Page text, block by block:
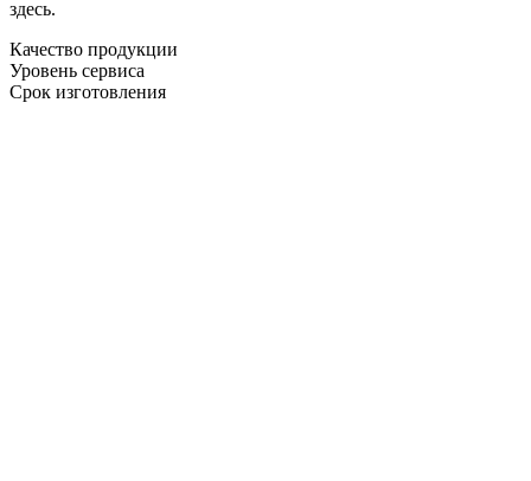
здесь.
Качество продукции
Уровень сервиса
Срок изготовления